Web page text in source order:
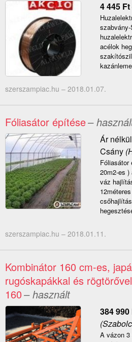
4 445 Ft
acélok
szerszampiac.hu – 2018.01.07.
Fóliasátor építése–
Ár nélkül
Csány
20m2-es )
váz
szerszampiac.hu – 2018.01.11.
Kombinátor 160 cm-es,
rugóskapákkal és
160– használt
384 990
A vázon 3